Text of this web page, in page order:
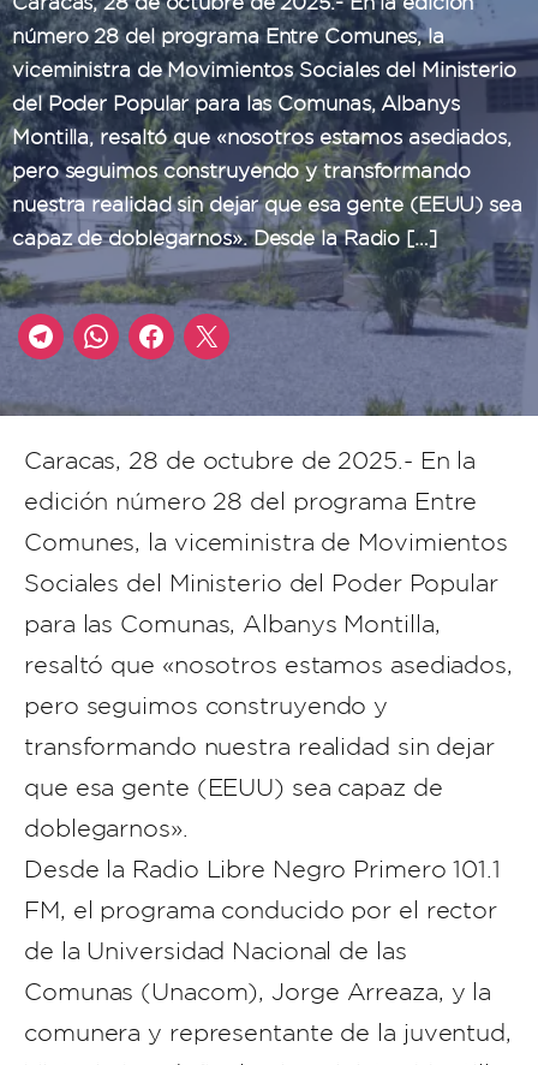
número 28 del programa Entre Comunes, la
viceministra de Movimientos Sociales del Ministerio
del Poder Popular para las Comunas, Albanys
Montilla, resaltó que «nosotros estamos asediados,
pero seguimos construyendo y transformando
nuestra realidad sin dejar que esa gente (EEUU) sea
capaz de doblegarnos». Desde la Radio […]
Caracas, 28 de octubre de 2025.- En la
edición número 28 del programa Entre
Comunes, la viceministra de Movimientos
Sociales del Ministerio del Poder Popular
para las Comunas, Albanys Montilla,
resaltó que «nosotros estamos asediados,
pero seguimos construyendo y
transformando nuestra realidad sin dejar
que esa gente (EEUU) sea capaz de
doblegarnos».
Desde la Radio Libre Negro Primero 101.1
FM, el programa conducido por el rector
de la Universidad Nacional de las
Comunas (Unacom), Jorge Arreaza, y la
comunera y representante de la juventud,